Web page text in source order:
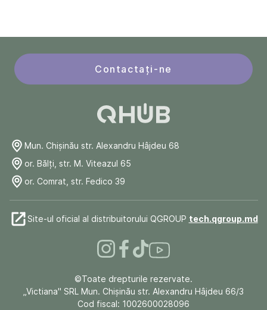
Contactați-ne
Mun. Chişinău str. Alexandru Hâjdeu 68
or. Bălți, str. M. Viteazul 65
or. Comrat, str. Fedico 39
Site-ul oficial al distribuitorului QGROUP tech.qgroup.md
©Toate drepturile rezervate.
„Victiana" SRL Mun. Chişinău str. Alexandru Hâjdeu 66/3
Cod fiscal: 1002600028096